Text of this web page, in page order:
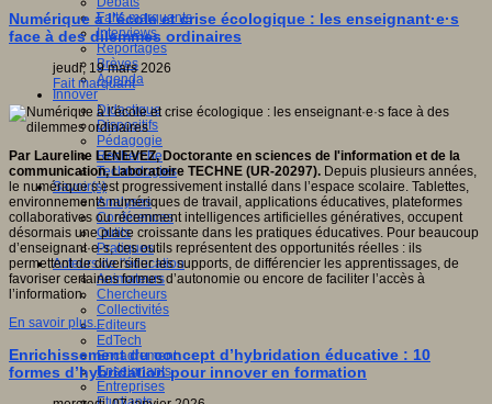
Faits marquants
Interviews
Reportages
Brèves
Agenda
Innover
Didactique
Dispositifs
Pédagogie
Recherche
Technologies
Savoir(s)
Analyses
Conférences
Outils
Pratiques
Acteurs de l'éducation
Animateurs
Chercheurs
Collectivités
Editeurs
EdTech
Encadrement
Enseignants
Entreprises
Numérique à l’école et crise écologique : les enseignant·e·s
face à des dilemmes ordinaires
jeudi, 19 mars 2026
Fait marquant
Par Laureline LENEVEZ, Doctorante en sciences de l'information et de la
communication, Laboratoire TECHNE (UR-20297). Depuis plusieurs années,
le numérique s’est progressivement installé dans l’espace scolaire. Tablettes,
environnements numériques de travail, applications éducatives, plateformes
collaboratives ou récemment intelligences artificielles génératives, occupent
désormais une place croissante dans les pratiques éducatives. Pour beaucoup
d’enseignant·e·s, ces outils représentent des opportunités réelles : ils
permettent de diversifier les supports, de différencier les apprentissages, de
favoriser certaines formes d’autonomie ou encore de faciliter l’accès à
l’information.
En savoir plus...
Enrichissement du concept d’hybridation éducative : 10
formes d’hybridation pour innover en formation